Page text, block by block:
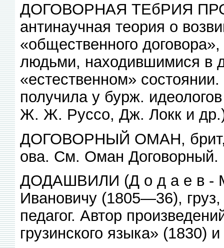
ДОГОВОРНАЯ ТЕбРИЯ
антинаучная теория о
«общественного
людьми, находившимися в
«естественном»
получила у бурж.
Ж. Ж. Руссо, Дж. Локк и
ДОГОВОРНЫЙ ОМАН, брит,
ова. См. Оман Договорный.
ДОДАШВИЛИ (Д о д а е в -
Ивановичу (1805—36),
педагог. Автор
грузинского языка» (1830)